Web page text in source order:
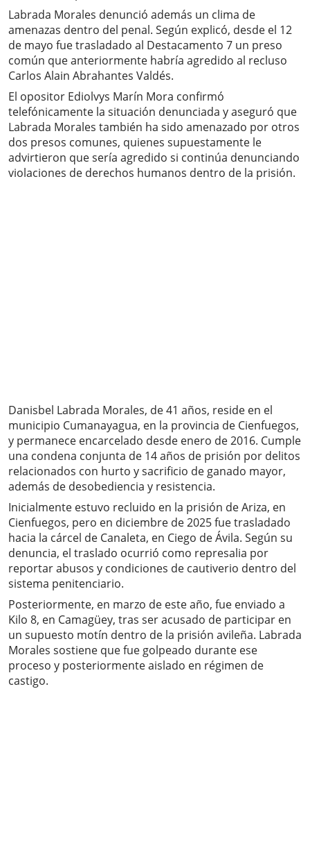
Labrada Morales denunció además un clima de
amenazas dentro del penal. Según explicó, desde el 12
de mayo fue trasladado al Destacamento 7 un preso
común que anteriormente habría agredido al recluso
Carlos Alain Abrahantes Valdés.
El opositor Ediolvys Marín Mora confirmó
telefónicamente la situación denunciada y aseguró que
Labrada Morales también ha sido amenazado por otros
dos presos comunes, quienes supuestamente le
advirtieron que sería agredido si continúa denunciando
violaciones de derechos humanos dentro de la prisión.
Danisbel Labrada Morales, de 41 años, reside en el
municipio Cumanayagua, en la provincia de Cienfuegos,
y permanece encarcelado desde enero de 2016. Cumple
una condena conjunta de 14 años de prisión por delitos
relacionados con hurto y sacrificio de ganado mayor,
además de desobediencia y resistencia.
Inicialmente estuvo recluido en la prisión de Ariza, en
Cienfuegos, pero en diciembre de 2025 fue trasladado
hacia la cárcel de Canaleta, en Ciego de Ávila. Según su
denuncia, el traslado ocurrió como represalia por
reportar abusos y condiciones de cautiverio dentro del
sistema penitenciario.
Posteriormente, en marzo de este año, fue enviado a
Kilo 8, en Camagüey, tras ser acusado de participar en
un supuesto motín dentro de la prisión avileña. Labrada
Morales sostiene que fue golpeado durante ese
proceso y posteriormente aislado en régimen de
castigo.